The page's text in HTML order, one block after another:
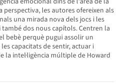
perspectiva, les autores ofereixen als
una mirada nova dels jocs i les
dos nous capítols. Centren la
bebè perquè pugui assolir un
capacitats de sentir, actuar i
la intel·ligència múltiple de Howard